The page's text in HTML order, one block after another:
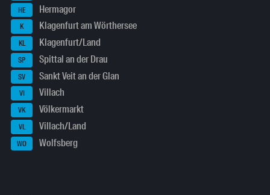
HE Hermagor
K Klagenfurt am Wörthersee
KL Klagenfurt/Land
SP Spittal an der Drau
SV Sankt Veit an der Glan
VI Villach
VK Völkermarkt
VL Villach/Land
WO Wolfsberg